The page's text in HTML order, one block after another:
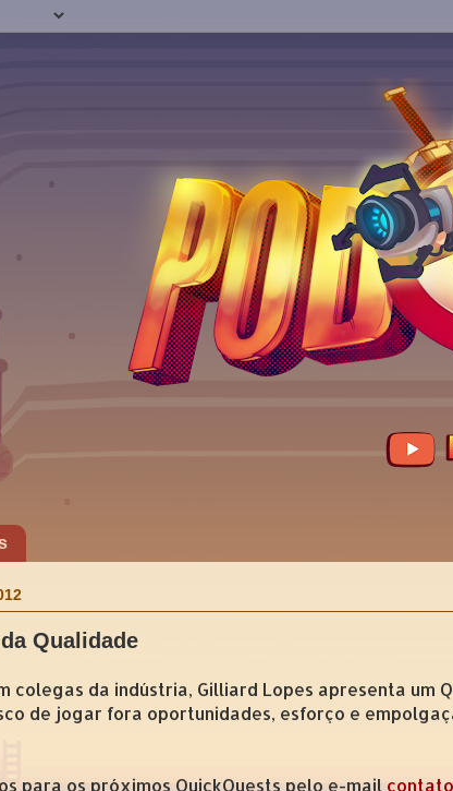
Qualidade
colegas da indústria, Gilliard Lopes apresenta
de jogar fora oportunidades, esforço e
para os próximos QuickQuests pelo e-mail